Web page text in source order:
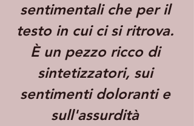
sentimentali che per il
testo in cui ci si ritrova.
È un pezzo ricco di
sintetizzatori, sui
sentimenti doloranti e
sull'assurdità